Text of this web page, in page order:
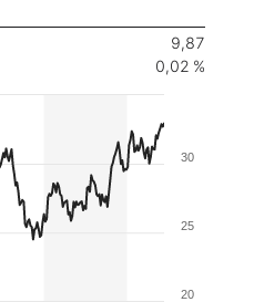
9,87
0,02 %
20
25
30